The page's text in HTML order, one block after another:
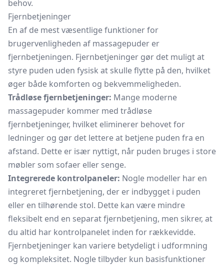
behov.
Fjernbetjeninger
En af de mest væsentlige funktioner for
brugervenligheden af massagepuder er
fjernbetjeningen. Fjernbetjeninger gør det muligt at
styre puden uden fysisk at skulle flytte på den, hvilket
øger både komforten og bekvemmeligheden.
Trådløse fjernbetjeninger: Mange moderne
massagepuder kommer med trådløse
fjernbetjeninger, hvilket eliminerer behovet for
ledninger og gør det lettere at betjene puden fra en
afstand. Dette er især nyttigt, når puden bruges i store
møbler som sofaer eller senge.
Integrerede kontrolpaneler: Nogle modeller har en
integreret fjernbetjening, der er indbygget i puden
eller en tilhørende stol. Dette kan være mindre
fleksibelt end en separat fjernbetjening, men sikrer, at
du altid har kontrolpanelet inden for rækkevidde.
Fjernbetjeninger kan variere betydeligt i udformning
og kompleksitet. Nogle tilbyder kun basisfunktioner